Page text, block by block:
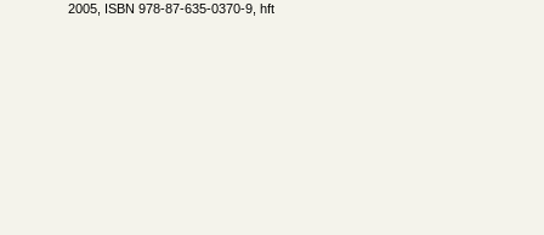
2005, ISBN 978-87-635-0370-9, hft